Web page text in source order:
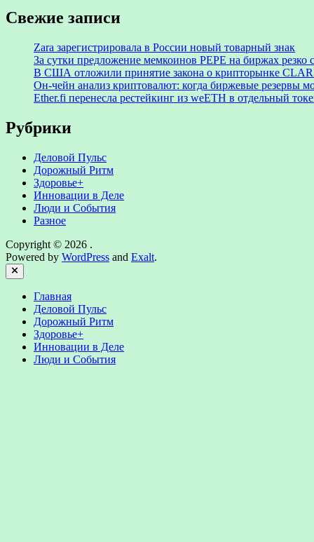
Свежие записи
Zara зарегистрировала в России новый товарный знак
За сутки предложение мемкоинов PEPE на биржах резко
В США отложили принятие закона о крипторынке
Он-чейн анализ криптовалют: когда биржевые резервы
Ether.fi перенесла рестейкинг из weETH в отдельный
Рубрики
Деловой Пульс
Дорожный Ритм
Здоровье+
Инновации в Деле
Люди и События
Разное
Copyright © 2026 .
Powered by WordPress and Exalt.
Close
Главная
Деловой Пульс
Дорожный Ритм
Здоровье+
Инновации в Деле
Люди и События